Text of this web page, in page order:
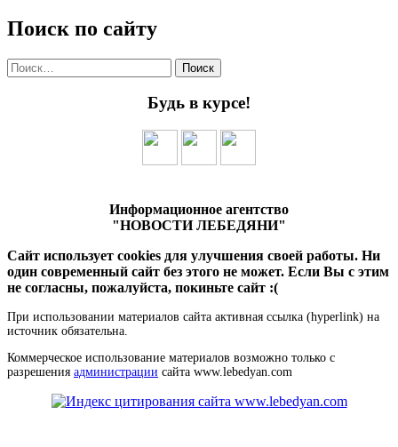
Поиск по сайту
Найти:
Будь в курсе!
Информационное агентство
"НОВОСТИ ЛЕБЕДЯНИ"
Сайт использует cookies для улучшения своей работы. Ни
один современный сайт без этого не может. Если Вы с этим
не согласны, пожалуйста, покиньте сайт :(
При использовании материалов сайта активная ссылка (hyperlink) на
источник обязательна.
Коммерческое использование материалов возможно только с
разрешения администрации сайта www.lebedyan.com